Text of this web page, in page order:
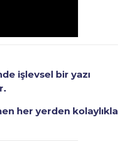
işlevsel bir yazı
her yerden kolaylıkla